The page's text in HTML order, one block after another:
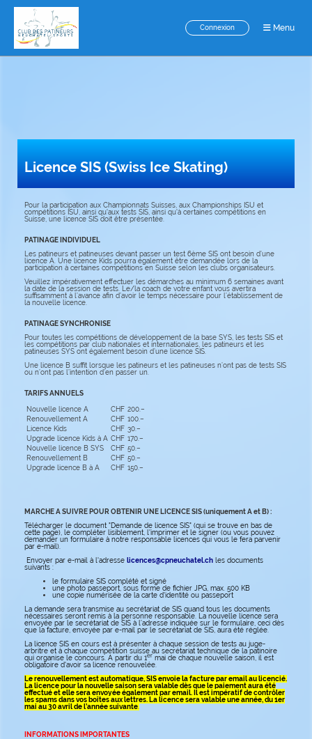
Connexion Menu
Licence SIS (Swiss Ice Skating)
Pour la participation aux Championnats Suisses, aux Championships ISU et
compétitions ISU, ainsi qu'aux tests SIS, ainsi qu'à certaines compétitions en
Suisse, une licence SIS doit être présentée.
PATINAGE INDIVIDUEL
Les patineurs et patineuses devant passer un test 6ème SIS ont besoin d’une
licence A. Une licence Kids pourra également être demandée lors de la
participation à certaines compétitions en Suisse selon les clubs organisateurs.
Veuillez impérativement effectuer les démarches au minimum 6 semaines avant
la date de la session de tests. Le/la coach de votre enfant vous avertira
suffisamment à l’avance afin d’avoir le temps nécessaire pour l’établissement de
la nouvelle licence.
PATINAGE SYNCHRONISE
Pour toutes les compétitions de développement de la base SYS, les tests SIS et
les compétitions par club nationales et internationales, les patineurs et les
patineuses SYS ont également besoin d’une licence SIS.
Une licence B suffit lorsque les patineurs et les patineuses n’ont pas de tests SIS
ou n’ont pas l’intention d’en passer un.
TARIFS ANNUELS
Nouvelle licence A CHF 200.–
Renouvellement A
CHF 100.–
Licence Kids
CHF 30.–
Upgrade licence Kids à A CHF 170.–
Nouvelle licence B SYS
CHF 50.–
Renouvellement B
CHF 50.–
Upgrade licence B à A
CHF 150.–
MARCHE A SUIVRE POUR OBTENIR UNE LICENCE SIS (uniquement A et B) :
Télécharger le document "Demande de licence SIS" (qui se trouve en bas de
cette page), le compléter lisiblement, l'imprimer et le signer (ou vous pouvez
demander un formulaire à notre responsable licences qui vous le fera parvenir
par e-mail).
Envoyer par e-mail à l'adresse licences@cpneuchatel.ch les documents
suivants :
le formulaire SIS complété et signé
une photo passeport, sous forme de fichier JPG, max. 500 KB
une copie numérisée de la carte d'identité ou passeport
La demande sera transmise au secrétariat de SIS quand tous les documents
nécessaires seront remis à la personne responsable. La nouvelle licence sera
envoyée par le secrétariat de SIS à l’adresse indiquée sur le formulaire, ceci dès
que la facture, envoyée par e-mail par le secrétariat de SIS, aura été réglée.
La licence SIS en cours est à présenter à chaque session de tests au juge-
arbritre et à chaque compétition suisse au secrétariat technique de la patinoire
qui organise le concours. A partir du 1er mai de chaque nouvelle saison, il est
obligatoire d'avoir sa licence renouvelée.
Le renouvellement est automatique, SIS envoie la facture par email au licencié.
La licence pour la nouvelle saison sera valable dès que le paiement aura été
effectué et elle sera envoyée également par email. Il est impératif de contrôler
les spams dans vos boîtes aux lettres. La licence sera valable une année, du 1er
mai au 30 avril de l’année suivante
INFORMATIONS IMPORTANTES